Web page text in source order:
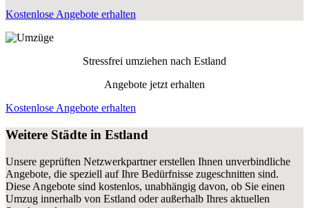
Kostenlose Angebote erhalten
Stressfrei umziehen nach Estland
Angebote jetzt erhalten
Kostenlose Angebote erhalten
Weitere Städte in Estland
Unsere geprüften Netzwerkpartner erstellen Ihnen unverbindliche
Angebote, die speziell auf Ihre Bedürfnisse zugeschnitten sind.
Diese Angebote sind kostenlos, unabhängig davon, ob Sie einen
Umzug innerhalb von Estland oder außerhalb Ihres aktuellen